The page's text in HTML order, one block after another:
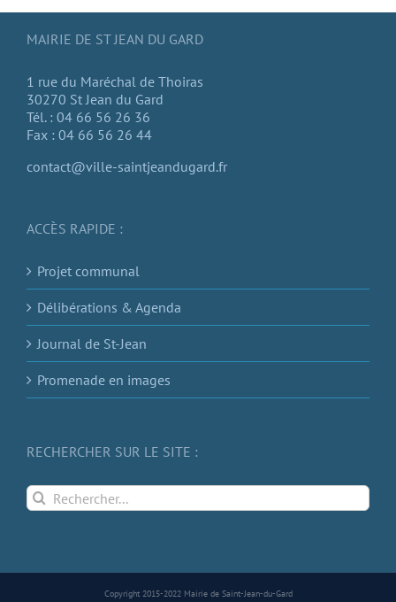
MAIRIE DE ST JEAN DU GARD
1 rue du Maréchal de Thoiras
30270 St Jean du Gard
Tél. : 04 66 56 26 36
Fax : 04 66 56 26 44
contact@ville-saintjeandugard.fr
ACCÈS RAPIDE :
Projet communal
Délibérations & Agenda
Journal de St-Jean
Promenade en images
RECHERCHER SUR LE SITE :
Rechercher:
Copyright 2015-2022 Mairie de Saint-Jean-du-Gard